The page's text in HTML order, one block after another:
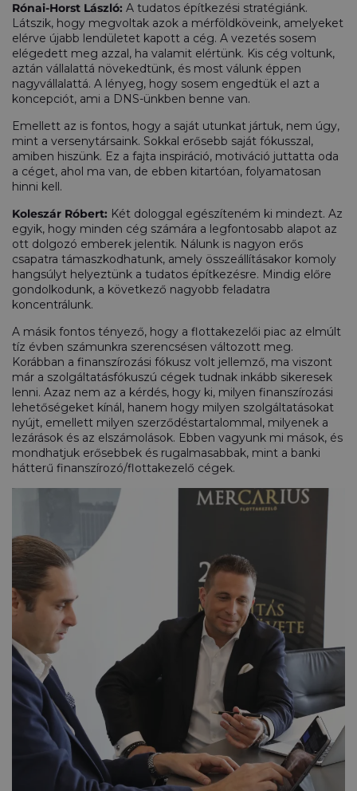
Rónai-Horst László: A tudatos építkezési stratégiánk.
Látszik, hogy megvoltak azok a mérföldköveink, amelyeket
elérve újabb lendületet kapott a cég. A vezetés sosem
elégedett meg azzal, ha valamit elértünk. Kis cég voltunk,
aztán vállalattá növekedtünk, és most válunk éppen
nagyvállalattá. A lényeg, hogy sosem engedtük el azt a
koncepciót, ami a DNS-ünkben benne van.
Emellett az is fontos, hogy a saját utunkat jártuk, nem úgy,
mint a versenytársaink. Sokkal erősebb saját fókusszal,
amiben hiszünk. Ez a fajta inspiráció, motiváció juttatta oda
a céget, ahol ma van, de ebben kitartóan, folyamatosan
hinni kell.
Koleszár Róbert: Két dologgal egészíteném ki mindezt. Az
egyik, hogy minden cég számára a legfontosabb alapot az
ott dolgozó emberek jelentik. Nálunk is nagyon erős
csapatra támaszkodhatunk, amely összeállításakor komoly
hangsúlyt helyeztünk a tudatos építkezésre. Mindig előre
gondolkodunk, a következő nagyobb feladatra
koncentrálunk.
A másik fontos tényező, hogy a flottakezelői piac az elmúlt
tíz évben számunkra szerencsésen változott meg.
Korábban a finanszírozási fókusz volt jellemző, ma viszont
már a szolgáltatásfókuszú cégek tudnak inkább sikeresek
lenni. Azaz nem az a kérdés, hogy ki, milyen finanszírozási
lehetőségeket kínál, hanem hogy milyen szolgáltatásokat
nyújt, emellett milyen szerződéstartalommal, milyenek a
lezárások és az elszámolások. Ebben vagyunk mi mások, és
mondhatjuk erősebbek és rugalmasabbak, mint a banki
hátterű finanszírozó/flottakezelő cégek.